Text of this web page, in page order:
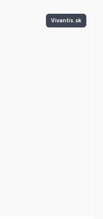
Vivantis.sk